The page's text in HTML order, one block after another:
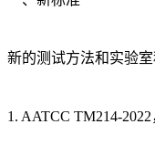
新的测试方法和实验室
1. AATCC TM214-